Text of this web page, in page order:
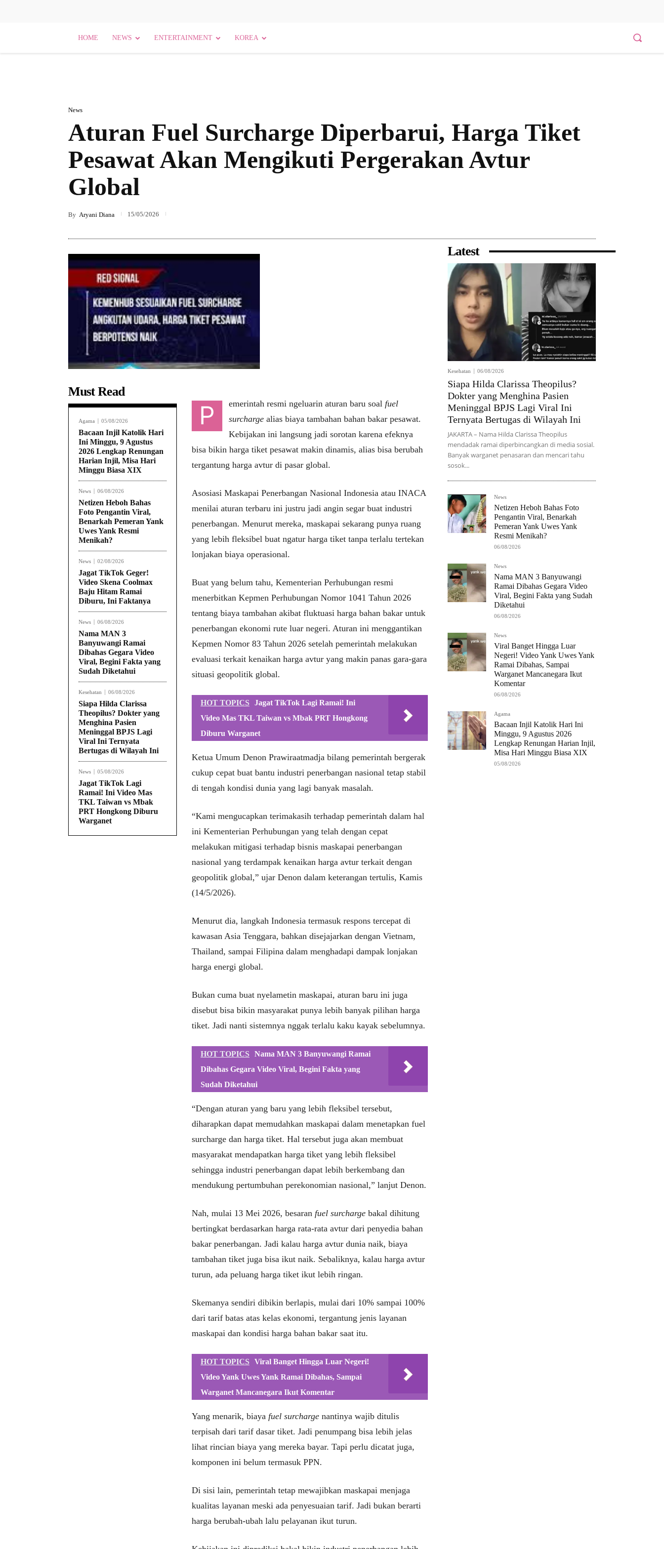
HOME NEWS ENTERTAINMENT KOREA
News
Aturan Fuel Surcharge Diperbarui, Harga Tiket
Pesawat Akan Mengikuti Pergerakan Avtur
Global
By Aryani Diana 15/05/2026
Must Read
Agama 05/08/2026
Bacaan Injil Katolik Hari
Ini Minggu, 9 Agustus
2026 Lengkap Renungan
Harian Injil, Misa Hari
Minggu Biasa XIX
News 06/08/2026
Netizen Heboh Bahas
Foto Pengantin Viral,
Benarkah Pemeran Yank
Uwes Yank Resmi
Menikah?
News 02/08/2026
Jagat TikTok Geger!
Video Skena Coolmax
Baju Hitam Ramai
Diburu, Ini Faktanya
News 06/08/2026
Nama MAN 3
Banyuwangi Ramai
Dibahas Gegara Video
Viral, Begini Fakta yang
Sudah Diketahui
Kesehatan 06/08/2026
Siapa Hilda Clarissa
Theopilus? Dokter yang
Menghina Pasien
Meninggal BPJS Lagi
Viral Ini Ternyata
Bertugas di Wilayah Ini
News 05/08/2026
Jagat TikTok Lagi
Ramai! Ini Video Mas
TKL Taiwan vs Mbak
PRT Hongkong Diburu
Warganet
P emerintah resmi ngeluarin aturan baru soal fuel
surcharge alias biaya tambahan bahan bakar pesawat.
Kebijakan ini langsung jadi sorotan karena efeknya
bisa bikin harga tiket pesawat makin dinamis, alias bisa berubah
tergantung harga avtur di pasar global.
Asosiasi Maskapai Penerbangan Nasional Indonesia atau INACA
menilai aturan terbaru ini justru jadi angin segar buat industri
penerbangan. Menurut mereka, maskapai sekarang punya ruang
yang lebih fleksibel buat ngatur harga tiket tanpa terlalu tertekan
lonjakan biaya operasional.
Buat yang belum tahu, Kementerian Perhubungan resmi
menerbitkan Kepmen Perhubungan Nomor 1041 Tahun 2026
tentang biaya tambahan akibat fluktuasi harga bahan bakar untuk
penerbangan ekonomi rute luar negeri. Aturan ini menggantikan
Kepmen Nomor 83 Tahun 2026 setelah pemerintah melakukan
evaluasi terkait kenaikan harga avtur yang makin panas gara-gara
situasi geopolitik global.
HOT TOPICS Jagat TikTok Lagi Ramai! Ini
Video Mas TKL Taiwan vs Mbak PRT Hongkong
Diburu Warganet
Ketua Umum Denon Prawiraatmadja bilang pemerintah bergerak
cukup cepat buat bantu industri penerbangan nasional tetap stabil
di tengah kondisi dunia yang lagi banyak masalah.
“Kami mengucapkan terimakasih terhadap pemerintah dalam hal
ini Kementerian Perhubungan yang telah dengan cepat
melakukan mitigasi terhadap bisnis maskapai penerbangan
nasional yang terdampak kenaikan harga avtur terkait dengan
geopolitik global,” ujar Denon dalam keterangan tertulis, Kamis
(14/5/2026).
Menurut dia, langkah Indonesia termasuk respons tercepat di
kawasan Asia Tenggara, bahkan disejajarkan dengan Vietnam,
Thailand, sampai Filipina dalam menghadapi dampak lonjakan
harga energi global.
Bukan cuma buat nyelametin maskapai, aturan baru ini juga
disebut bisa bikin masyarakat punya lebih banyak pilihan harga
tiket. Jadi nanti sistemnya nggak terlalu kaku kayak sebelumnya.
HOT TOPICS Nama MAN 3 Banyuwangi Ramai
Dibahas Gegara Video Viral, Begini Fakta yang
Sudah Diketahui
“Dengan aturan yang baru yang lebih fleksibel tersebut,
diharapkan dapat memudahkan maskapai dalam menetapkan fuel
surcharge dan harga tiket. Hal tersebut juga akan membuat
masyarakat mendapatkan harga tiket yang lebih fleksibel
sehingga industri penerbangan dapat lebih berkembang dan
mendukung pertumbuhan perekonomian nasional,” lanjut Denon.
Nah, mulai 13 Mei 2026, besaran fuel surcharge bakal dihitung
bertingkat berdasarkan harga rata-rata avtur dari penyedia bahan
bakar penerbangan. Jadi kalau harga avtur dunia naik, biaya
tambahan tiket juga bisa ikut naik. Sebaliknya, kalau harga avtur
turun, ada peluang harga tiket ikut lebih ringan.
Skemanya sendiri dibikin berlapis, mulai dari 10% sampai 100%
dari tarif batas atas kelas ekonomi, tergantung jenis layanan
maskapai dan kondisi harga bahan bakar saat itu.
HOT TOPICS Viral Banget Hingga Luar Negeri!
Video Yank Uwes Yank Ramai Dibahas, Sampai
Warganet Mancanegara Ikut Komentar
Yang menarik, biaya fuel surcharge nantinya wajib ditulis
terpisah dari tarif dasar tiket. Jadi penumpang bisa lebih jelas
lihat rincian biaya yang mereka bayar. Tapi perlu dicatat juga,
komponen ini belum termasuk PPN.
Di sisi lain, pemerintah tetap mewajibkan maskapai menjaga
kualitas layanan meski ada penyesuaian tarif. Jadi bukan berarti
harga berubah-ubah lalu pelayanan ikut turun.
Latest
Kesehatan 06/08/2026
Siapa Hilda Clarissa Theopilus?
Dokter yang Menghina Pasien
Meninggal BPJS Lagi Viral Ini
Ternyata Bertugas di Wilayah Ini
JAKARTA – Nama Hilda Clarissa Theopilus
mendadak ramai diperbincangkan di media sosial.
Banyak warganet penasaran dan mencari tahu
sosok...
News
Netizen Heboh Bahas Foto
Pengantin Viral, Benarkah
Pemeran Yank Uwes Yank
Resmi Menikah?
06/08/2026
News
Nama MAN 3 Banyuwangi
Ramai Dibahas Gegara Video
Viral, Begini Fakta yang Sudah
Diketahui
06/08/2026
News
Viral Banget Hingga Luar
Negeri! Video Yank Uwes Yank
Ramai Dibahas, Sampai
Warganet Mancanegara Ikut
Komentar
06/08/2026
Agama
Bacaan Injil Katolik Hari Ini
Minggu, 9 Agustus 2026
Lengkap Renungan Harian Injil,
Misa Hari Minggu Biasa XIX
05/08/2026